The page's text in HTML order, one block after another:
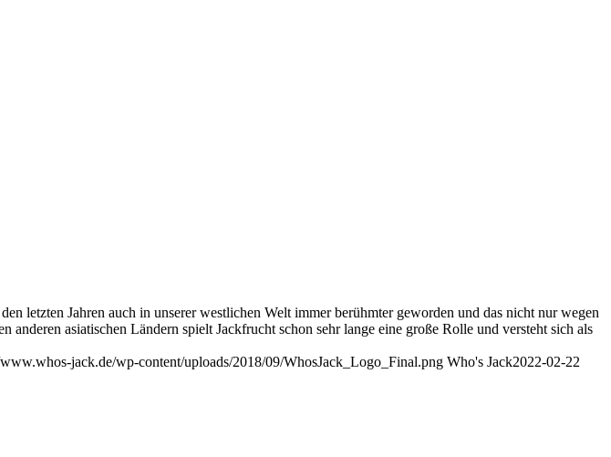
letzten Jahren auch in unserer westlichen Welt immer berühmter geworden und das nicht nur wegen
asiatischen Ländern spielt Jackfrucht schon sehr lange eine große Rolle und versteht sich als
jack.de/wp-content/uploads/2018/09/WhosJack_Logo_Final.png Who's Jack2022-02-22